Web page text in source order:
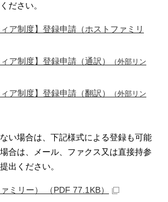
ださい。
ア制度】登録申請（ホストファミリ
ア制度】登録申請（通訳）
（外部リン
ア制度】登録申請（翻訳）
（外部リン
い場合は、下記様式による登録も可能
合は、メール、ファクス又は直接持参
出ください。
ミリー） （PDF 77.1KB）